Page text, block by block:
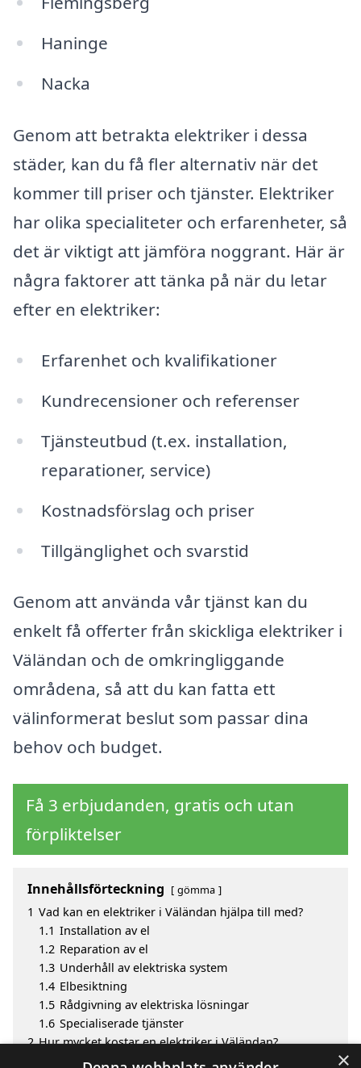
Haninge
Nacka
Genom att betrakta elektriker i dessa
städer, kan du få fler alternativ när det
kommer till priser och tjänster. Elektriker
har olika specialiteter och erfarenheter, så
det är viktigt att jämföra noggrant. Här är
några faktorer att tänka på när du letar
efter en elektriker:
Erfarenhet och kvalifikationer
Kundrecensioner och referenser
Tjänsteutbud (t.ex. installation,
reparationer, service)
Kostnadsförslag och priser
Tillgänglighet och svarstid
Genom att använda vår tjänst kan du
enkelt få offerter från skickliga elektriker i
Väländan och de omkringliggande
områdena, så att du kan fatta ett
välinformerat beslut som passar dina
behov och budget.
Få 3 erbjudanden, gratis och utan
förpliktelser
Innehållsförteckning gömma
1 Vad kan en elektriker i Väländan hjälpa till med?
1.1 Installation av el
1.2 Reparation av el
1.3 Underhåll av elektriska system
1.4 Elbesiktning
1.5 Rådgivning av elektriska lösningar
1.6 Specialiserade tjänster
2 Hur mycket kostar en elektriker i Väländan?
Fördelar med att välja elektriker i Väländan ×